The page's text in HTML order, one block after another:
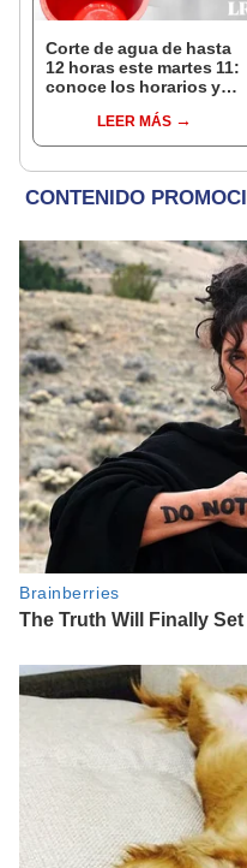
Corte de agua de hasta
12 horas este martes 11:
conoce los horarios y
Miraflores, SJL, Los
Olivos y más
LEER MÁS